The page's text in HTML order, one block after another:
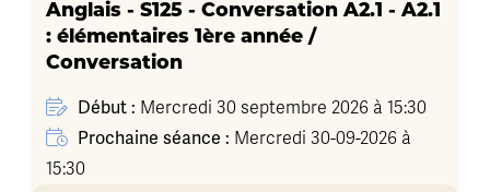
Anglais - S125 - Conversation A2.1 - A2.1
: élémentaires 1ère année /
Conversation
Début : Mercredi 30 septembre 2026 à 15:30
Prochaine séance : Mercredi 30-09-2026 à
15:30